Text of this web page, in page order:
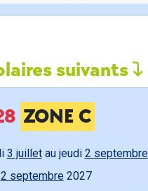
suivants
ZONE C
3 juilletau jeudi 2 septembre
2 septembre 2027